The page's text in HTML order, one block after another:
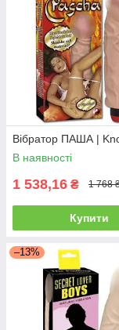
Вібратор ПАША |
В наявності
1 538,16 ₴ 1 768
Купити
–13%